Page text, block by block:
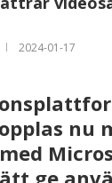
2024-01-17
nu
ge